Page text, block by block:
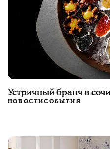
Устричный бранч в
НОВОСТИСОБЫТИЯ